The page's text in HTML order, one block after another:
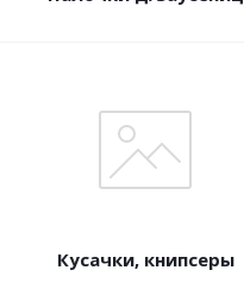
Кусачки, книпсеры